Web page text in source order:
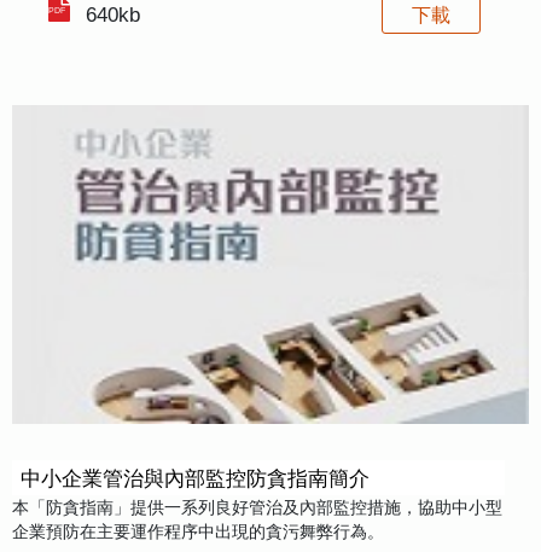
640kb 下載
中小企業管治與內部監控防貪指南簡介
本「防貪指南」提供一系列良好管治及內部監控措施，協助中小型
企業預防在主要運作程序中出現的貪污舞弊行為。